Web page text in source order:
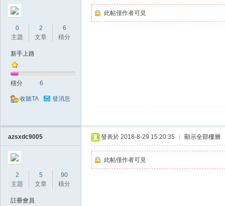
0
主題
2
文章
6
積分
新手上路
積分 6
收聽TA 發消息
此帖僅作者可見
azsxdc9005
2
主題
5
文章
90
積分
註冊會員
發表於 2018-8-29 15:20:35 顯示全部樓層
此帖僅作者可見